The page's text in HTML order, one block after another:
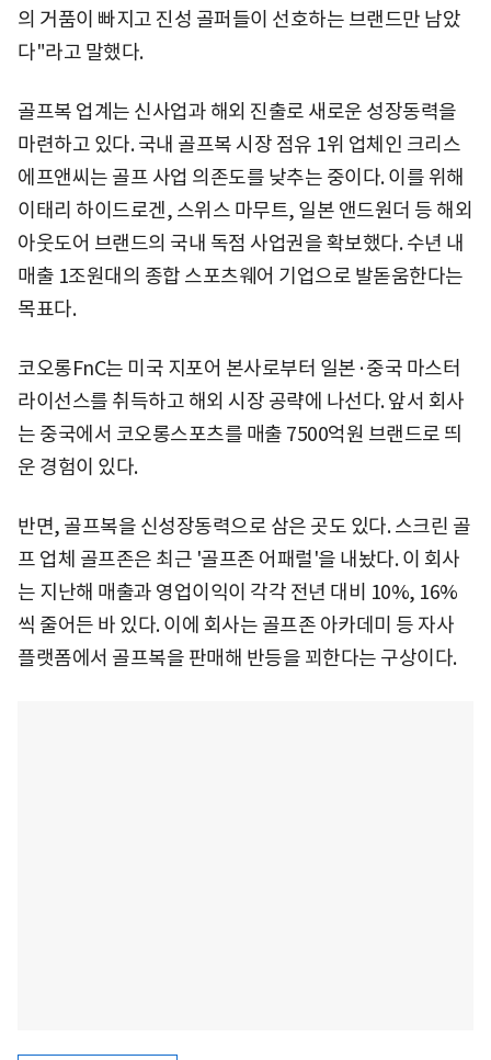
의 거품이 빠지고 진성 골퍼들이 선호하는 브랜드만 남았
다"라고 말했다.
골프복 업계는 신사업과 해외 진출로 새로운 성장동력을
마련하고 있다. 국내 골프복 시장 점유 1위 업체인 크리스
에프앤씨는 골프 사업 의존도를 낮추는 중이다. 이를 위해
이태리 하이드로겐, 스위스 마무트, 일본 앤드원더 등 해외
아웃도어 브랜드의 국내 독점 사업권을 확보했다. 수년 내
매출 1조원대의 종합 스포츠웨어 기업으로 발돋움한다는
목표다.
코오롱FnC는 미국 지포어 본사로부터 일본·중국 마스터
라이선스를 취득하고 해외 시장 공략에 나선다. 앞서 회사
는 중국에서 코오롱스포츠를 매출 7500억원 브랜드로 띄
운 경험이 있다.
반면, 골프복을 신성장동력으로 삼은 곳도 있다. 스크린 골
프 업체 골프존은 최근 '골프존 어패럴'을 내놨다. 이 회사
는 지난해 매출과 영업이익이 각각 전년 대비 10%, 16%
씩 줄어든 바 있다. 이에 회사는 골프존 아카데미 등 자사
플랫폼에서 골프복을 판매해 반등을 꾀한다는 구상이다.